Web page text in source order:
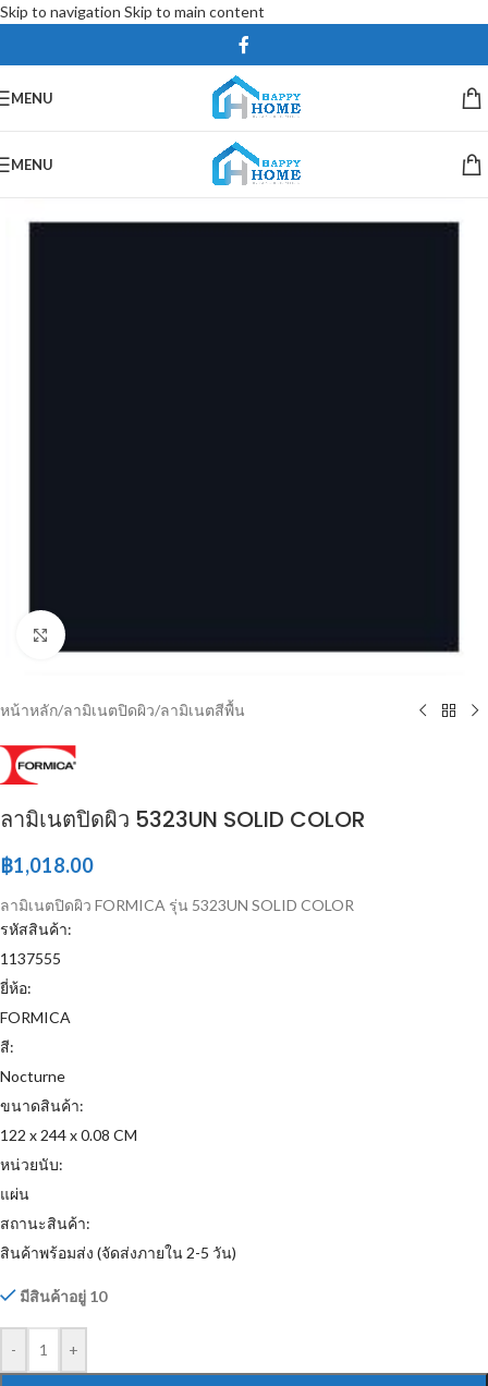
Skip to navigation Skip to main content
MENU
MENU
Click to enlarge
หน้าหลัก/ลามิเนตปิดผิว/ลามิเนตสีพื้น
ลามิเนตปิดผิว 5323UN SOLID COLOR
฿1,018.00
ลามิเนตปิดผิว FORMICA รุ่น 5323UN SOLID COLOR
รหัสสินค้า:
1137555
ยี่ห้อ:
FORMICA
สี:
Nocturne
ขนาดสินค้า:
122 x 244 x 0.08 CM
หน่วยนับ:
แผ่น
สถานะสินค้า:
สินค้าพร้อมส่ง (จัดส่งภายใน 2-5 วัน)
มีสินค้าอยู่ 10
- +